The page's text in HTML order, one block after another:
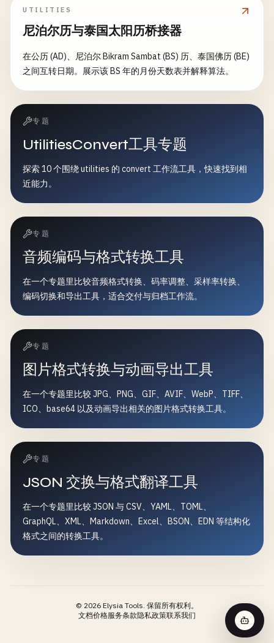
UTILITIES
尼泊尔历与泰国太阳历桥接器
在公历 (AD)、尼泊尔 Bikram Sambat (BS) 历、泰国佛历 (BE)
之间互转日期。展示该 BS 年的月份天数表并解释算法。
专题
UtilitiesConvert工具专题
探索 10 个围绕 utilities 的 convert 工作流工具，快速找到相
近能力。
专题
音频编码与格式转换工具
在一个专题里比较音频格式转换、码率调整、采样率转换、
编码切换和导出工具，适合交付与归档工作流。
专题
图片格式转换与动画导出工具
在一个专题里比较 JPG、PNG、GIF、AVIF、WebP、TIFF、
ICO、base64 以及动画导出相关的图片格式转换工具。
专题
JSON 交换与格式翻译工具
在一个专题里比较 JSON 与 CSV、YAML、TOML、
GraphQL、XML、Markdown、Excel、BSON、EDN 等结构化
格式之间的转换工具。
© 2026 Elysia Tools. 保留所有权利。
文档价格服务条款隐私政策联系我们